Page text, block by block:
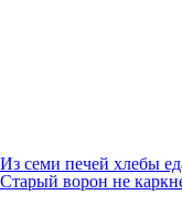
Из семи печей хлебы
Старый ворон не